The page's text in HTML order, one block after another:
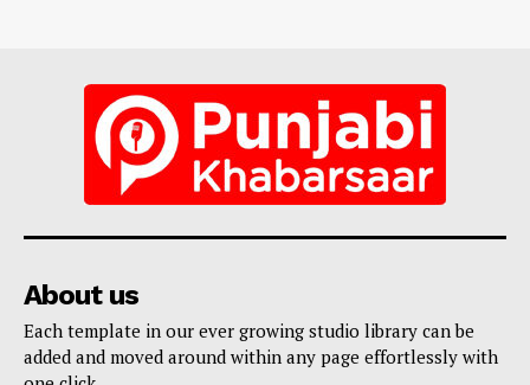
About us
Each template in our ever growing studio library can be
added and moved around within any page effortlessly with